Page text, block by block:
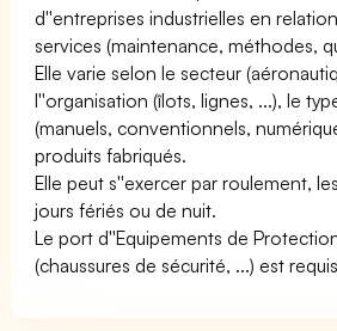
d''entreprises industrielles en
services (maintenance, méthodes,
Elle varie selon le secteur
l''organisation (îlots, lignes, ...), le
(manuels, conventionnels,
produits fabriqués.
Elle peut s''exercer par roulement,
jours fériés ou de nuit.
Le port d''Equipements de
(chaussures de sécurité, ...) est